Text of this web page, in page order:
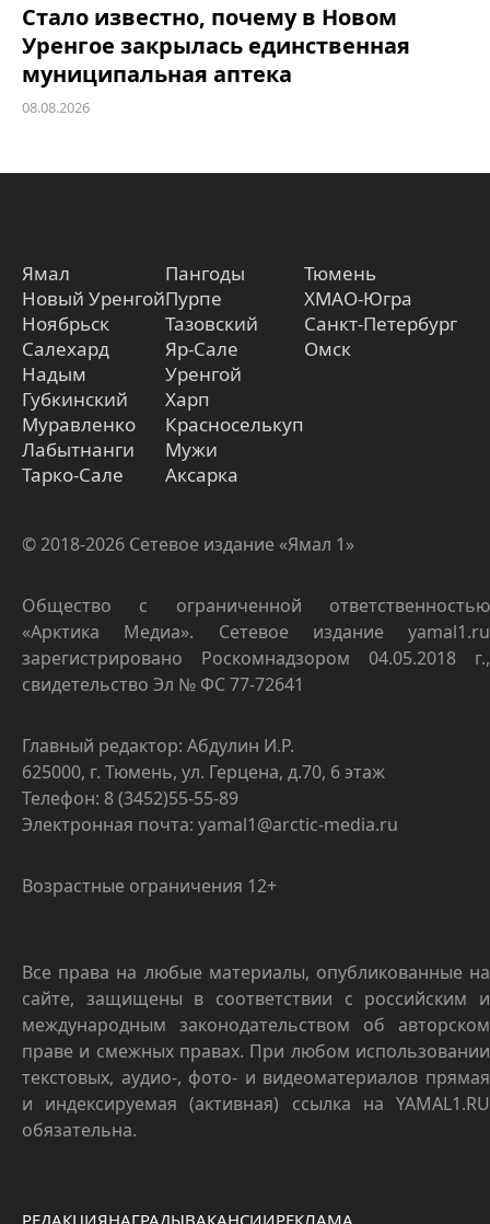
Стало известно, почему в Новом
Уренгое закрылась единственная
муниципальная аптека
08.08.2026
Ямал
Новый Уренгой
Ноябрьск
Салехард
Надым
Губкинский
Муравленко
Лабытнанги
Тарко-Сале
Пангоды
Пурпе
Тазовский
Яр-Сале
Уренгой
Харп
Красноселькуп
Мужи
Аксарка
Тюмень
ХМАО-Югра
Санкт-Петербург
Омск
© 2018-2026 Сетевое издание «Ямал 1»
Общество с ограниченной ответственностью
«Арктика Медиа». Сетевое издание yamal1.ru
зарегистрировано Роскомнадзором 04.05.2018 г.,
свидетельство Эл № ФС 77-72641
Главный редактор: Абдулин И.Р.
625000, г. Тюмень, ул. Герцена, д.70, 6 этаж
Телефон: 8 (3452)55-55-89
Электронная почта: yamal1@arctic-media.ru
Возрастные ограничения 12+
Все права на любые материалы, опубликованные на
сайте, защищены в соответствии с российским и
международным законодательством об авторском
праве и смежных правах. При любом использовании
текстовых, аудио-, фото- и видеоматериалов прямая
и индексируемая (активная) ссылка на YAMAL1.RU
обязательна.
РЕДАКЦИЯНАГРАДЫВАКАНСИИРЕКЛАМА